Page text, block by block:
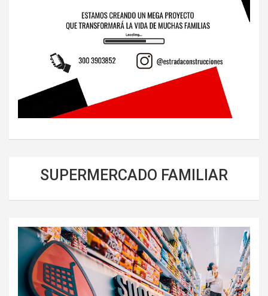
SUPERMERCADO FAMILIAR